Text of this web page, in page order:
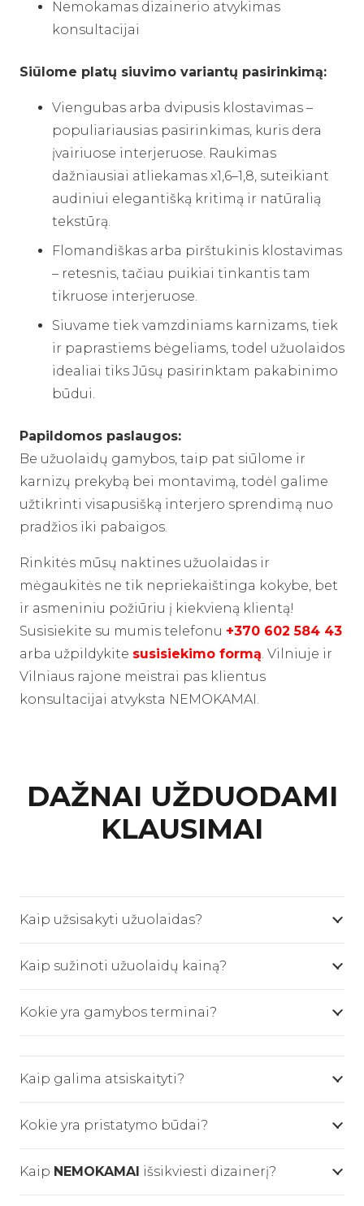
Nemokamas dizainerio atvykimas
konsultacijai
Siūlome platų siuvimo variantų pasirinkimą:
Viengubas arba dvipusis klostavimas –
populiariausias pasirinkimas, kuris dera
įvairiuose interjeruose. Raukimas
dažniausiai atliekamas x1,6–1,8, suteikiant
audiniui elegantišką kritimą ir natūralią
tekstūrą.
Flomandiškas arba pirštukinis klostavimas
– retesnis, tačiau puikiai tinkantis tam
tikruose interjeruose.
Siuvame tiek vamzdiniams karnizams, tiek
ir paprastiems bėgeliams, todel užuolaidos
idealiai tiks Jūsų pasirinktam pakabinimo
būdui.
Papildomos paslaugos:
Be užuolaidų gamybos, taip pat siūlome ir
karnizų prekybą bei montavimą, todėl galime
užtikrinti visapusišką interjero sprendimą nuo
pradžios iki pabaigos.
Rinkitės mūsų naktines užuolaidas ir
mėgaukitės ne tik nepriekaištinga kokybe, bet
ir asmeniniu požiūriu į kiekvieną klientą!
Susisiekite su mumis telefonu +370 602 584 43
arba užpildykite susisiekimo formą . Vilniuje ir
Vilniaus rajone meistrai pas klientus
konsultacijai atvyksta NEMOKAMAI.
DAŽNAI UŽDUODAMI
KLAUSIMAI
Kaip užsisakyti užuolaidas?
Kaip sužinoti užuolaidų kainą?
Kokie yra gamybos terminai?
Kaip galima atsiskaityti?
Kokie yra pristatymo būdai?
Kaip NEMOKAMAI išsikviesti dizainerį?